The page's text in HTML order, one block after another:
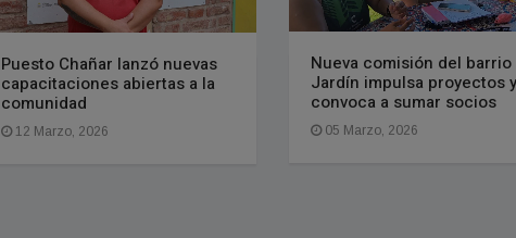
Puesto Chañar lanzó nuevas
capacitaciones abiertas a la
comunidad
12 Marzo, 2026
Nueva comisión del barrio
Jardín impulsa proyectos y
convoca a sumar socios
05 Marzo, 2026